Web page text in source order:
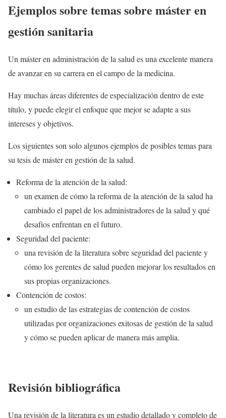
Ejemplos sobre temas sobre máster en
gestión sanitaria
Un máster en administración de la salud es una excelente manera
de avanzar en su carrera en el campo de la medicina.
Hay muchas áreas diferentes de especialización dentro de este
título, y puede elegir el enfoque que mejor se adapte a sus
intereses y objetivos.
Los siguientes son solo algunos ejemplos de posibles temas para
su tesis de máster en gestión de la salud.
Reforma de la atención de la salud:
un examen de cómo la reforma de la atención de la salud ha
cambiado el papel de los administradores de la salud y qué
desafíos enfrentan en el futuro.
Seguridad del paciente:
una revisión de la literatura sobre seguridad del paciente y
cómo los gerentes de salud pueden mejorar los resultados en
sus propias organizaciones.
Contención de costos:
un estudio de las estrategias de contención de costos
utilizadas por organizaciones exitosas de gestión de la salud
y cómo se pueden aplicar de manera más amplia.
Revisión bibliográfica
Una revisión de la literatura es un estudio detallado y completo de